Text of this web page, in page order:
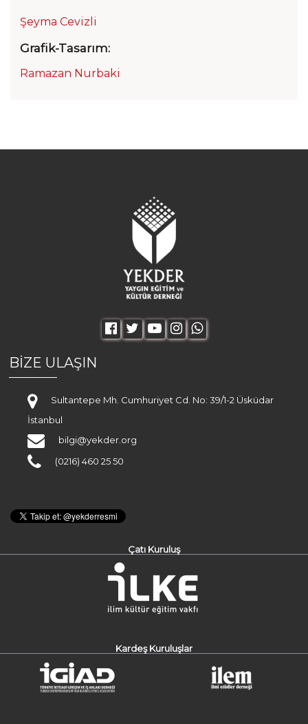
Şeyma Cevizli
Grafik-Tasarım:
Ramazan Nurbaki
BİZE ULAŞIN
Sultantepe Mh. Cumhuriyet Cd. No: 39/1-2 Üsküdar
İstanbul
bilgi@yekder.org
(0216) 460 25 50
Çatı Kuruluş
Kardeş Kuruluşlar